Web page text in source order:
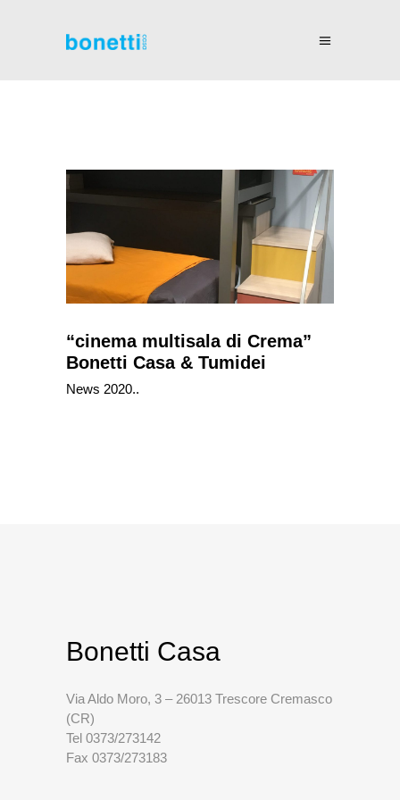
“cinema multisala di Crema”
Bonetti Casa & Tumidei
News 2020..
Bonetti Casa
Via Aldo Moro, 3 – 26013 Trescore Cremasco
(CR)
Tel 0373/273142
Fax 0373/273183